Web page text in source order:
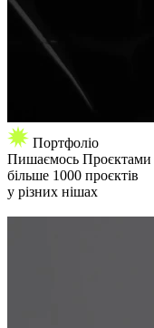
Портфоліо
Пишаємось Проєктами
більше 1000 проєктів
у різних нішах